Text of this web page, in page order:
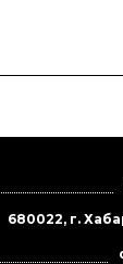
680022, г.